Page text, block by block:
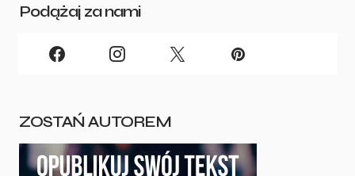
Podążaj za nami
ZOSTAŃ AUTOREM